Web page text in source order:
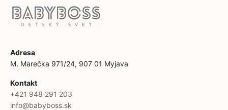
Adresa
M. Marečka 971/24, 907 01 Myjava
Kontakt
+421 948 291 203
info@babyboss.sk